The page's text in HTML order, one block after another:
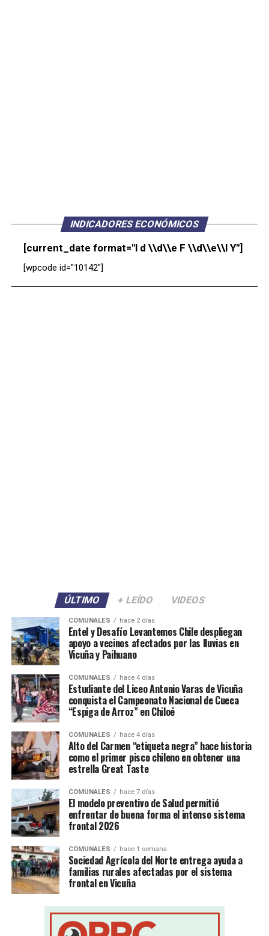
INDICADORES ECONÓMICOS
[current_date format="l d \\d\\e F \\d\\e\\l Y"]
[wpcode id="10142"]
ÚLTIMO + LEÍDO VIDEOS
COMUNALES hace 2 días
Entel y Desafío Levantemos Chile despliegan
apoyo a vecinos afectados por las lluvias en
Vicuña y Paihuano
COMUNALES hace 4 días
Estudiante del Liceo Antonio Varas de Vicuña
conquista el Campeonato Nacional de Cueca
“Espiga de Arroz” en Chiloé
COMUNALES hace 4 días
Alto del Carmen “etiqueta negra” hace historia
como el primer pisco chileno en obtener una
estrella Great Taste
COMUNALES hace 7 días
El modelo preventivo de Salud permitió
enfrentar de buena forma el intenso sistema
frontal 2026
COMUNALES hace 1 semana
Sociedad Agrícola del Norte entrega ayuda a
familias rurales afectadas por el sistema
frontal en Vicuña